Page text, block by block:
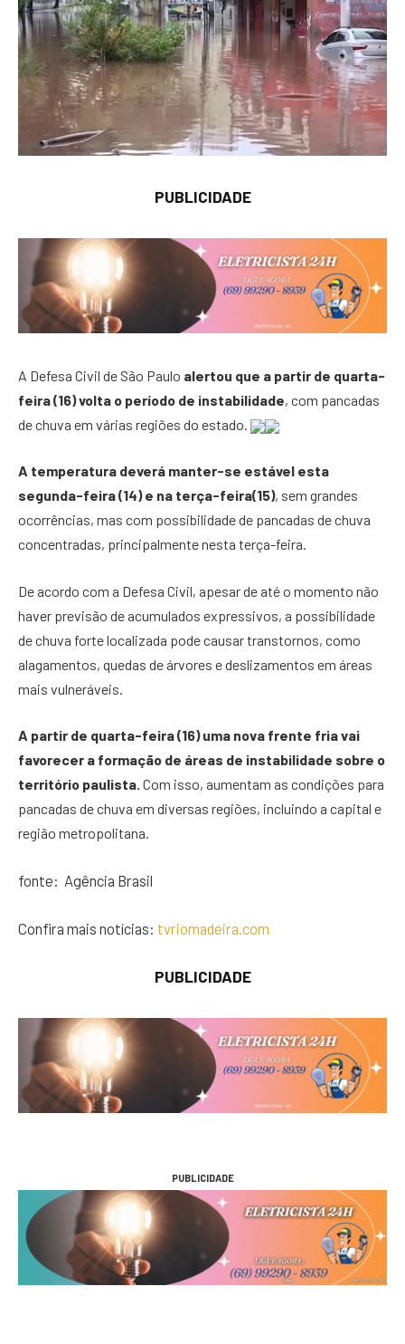
PUBLICIDADE
A Defesa Civil de São Paulo alertou que a partir de quarta-
feira (16) volta o período de instabilidade, com pancadas
de chuva em várias regiões do estado.
A temperatura deverá manter-se estável esta
segunda-feira (14) e na terça-feira(15), sem grandes
ocorrências, mas com possibilidade de pancadas de chuva
concentradas, principalmente nesta terça-feira.
De acordo com a Defesa Civil, apesar de até o momento não
haver previsão de acumulados expressivos, a possibilidade
de chuva forte localizada pode causar transtornos, como
alagamentos, quedas de árvores e deslizamentos em áreas
mais vulneráveis.
A partir de quarta-feira (16) uma nova frente fria vai
favorecer a formação de áreas de instabilidade sobre o
território paulista. Com isso, aumentam as condições para
pancadas de chuva em diversas regiões, incluindo a capital e
região metropolitana.
fonte: Agência Brasil
Confira mais notícias: tvriomadeira.com
PUBLICIDADE
PUBLICIDADE